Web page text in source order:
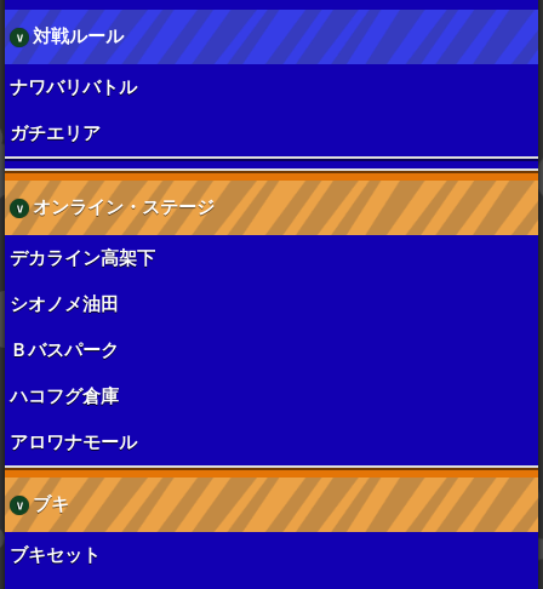
対戦ルール
ナワバリバトル
ガチエリア
オンライン・ステージ
デカライン高架下
シオノメ油田
Ｂバスパーク
ハコフグ倉庫
アロワナモール
ブキ
ブキセット